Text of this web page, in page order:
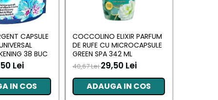
CAPSULE
38 BUC
Lei
IN COS
COCCOLINO ELIXIR PARFUM
DE RUFE CU MICROCAPSULE
GREEN SPA 342 ML
40,67 Lei29,50 Lei
ADAUGA IN COS